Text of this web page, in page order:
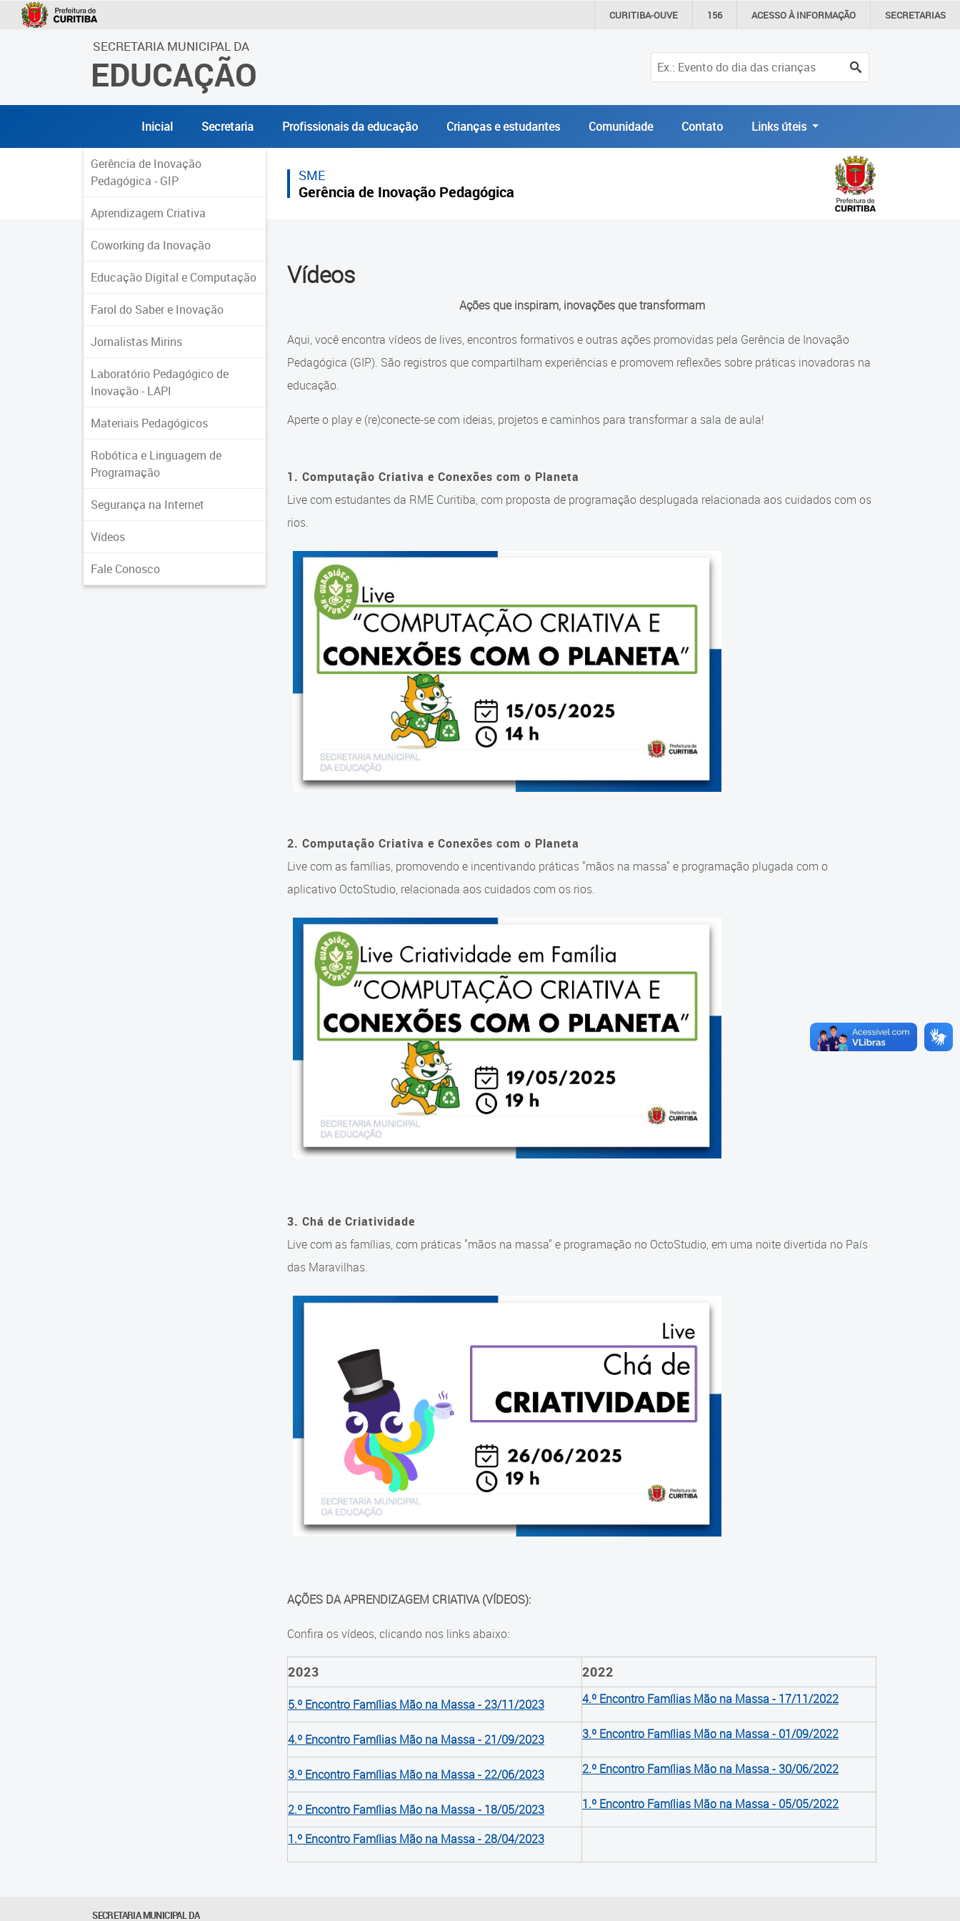
CURITIBA-OUVE 156 ACESSO ÀINFORMAÇÃO SECRETARIAS
SECRETARIA MUNICIPAL DA
EDUCAÇÃO
Inicial Secretaria Profissionais da educação Crianças e estudantes Comunidade Contato Links úteis
Gerência de Inovação
Pedagógica - GIP
Aprendizagem Criativa
Coworking da Inovação
Educação Digital e Computação
Farol do Saber e Inovação
Jornalistas Mirins
Laboratório Pedagógico de
Inovação - LAPI
Materiais Pedagógicos
Robótica e Linguagem de
Programação
Segurança na Internet
Vídeos
Fale Conosco
SME
Gerência de Inovação Pedagógica
Vídeos
Ações que inspiram, inovações que transformam
Aqui, você encontra vídeos de lives, encontros formativos e outras ações promovidas pela Gerência de Inovação
Pedagógica (GIP). São registros que compartilham experiências e promovem reflexões sobre práticas inovadoras na
educação.
Aperte o play e (re)conecte-se com ideias, projetos e caminhos para transformar a sala de aula!
1. Computação Criativa e Conexões com o Planeta
Live com estudantes da RME Curitiba, com proposta de programação desplugada relacionada aos cuidados com os
rios.
2. Computação Criativa e Conexões com o Planeta
Live com as famílias, promovendo e incentivando práticas "mãos na massa" e programação plugada com o
aplicativo OctoStudio, relacionada aos cuidados com os rios.
3. Chá de Criatividade
Live com as famílias, com práticas "mãos na massa" e programação no OctoStudio, em uma noite divertida no País
das Maravilhas.
AÇÕES DA APRENDIZAGEM CRIATIVA (VÍDEOS):
Confira os vídeos, clicando nos links abaixo:
2023 2022
5.º Encontro Famílias Mão na Massa - 23/11/2023 4.º Encontro Famílias Mão na Massa - 17/11/2022
4.º Encontro Famílias Mão na Massa - 21/09/2023 3.º Encontro Famílias Mão na Massa - 01/09/2022
3.º Encontro Famílias Mão na Massa - 22/06/2023 2.º Encontro Famílias Mão na Massa - 30/06/2022
2.º Encontro Famílias Mão na Massa - 18/05/2023 1.º Encontro Famílias Mão na Massa - 05/05/2022
1.º Encontro Famílias Mão na Massa - 28/04/2023
SECRETARIA MUNICIPAL DA